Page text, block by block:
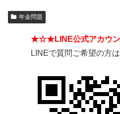
年金問題
★☆★LINE公式アカウ
LINEで質問ご希望の方